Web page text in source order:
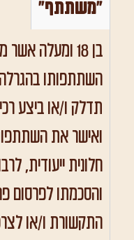
"משתתף"
בן 18 ומעלה
השתתפותו
תדלק ו/או ביצע
ואישר את
חלונית ייעודית,
והסכמתו לפרסום
התקשורת ו/או